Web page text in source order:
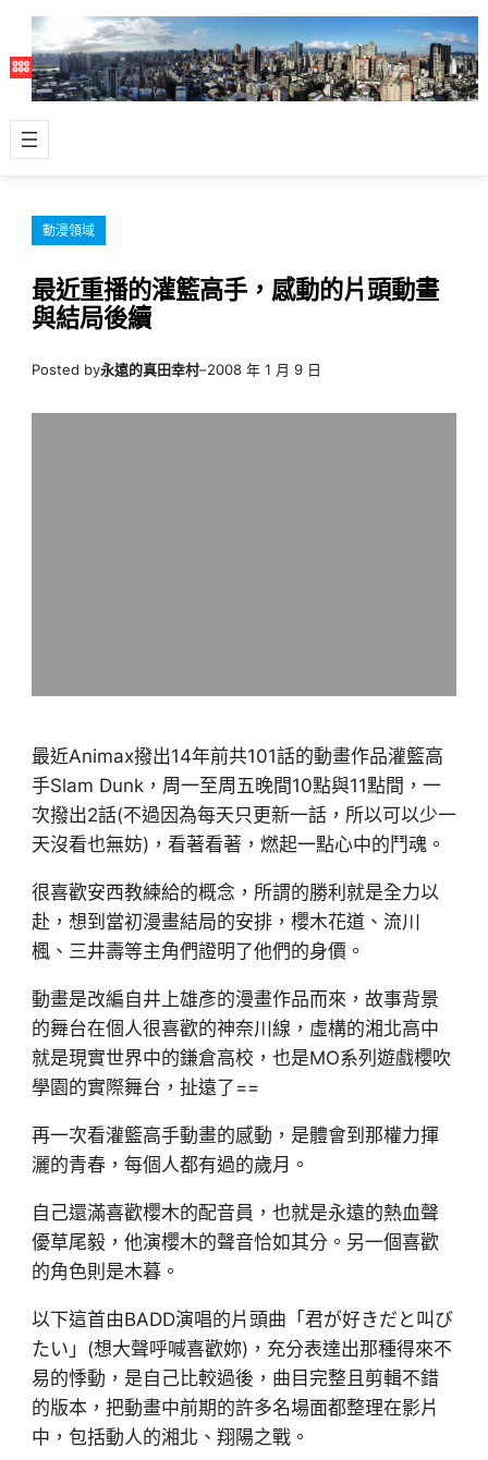
主
容
動漫領域
最近重播的灌籃高手，感動的片頭動畫
與結局後續
Posted by永遠的真田幸村–2008 年 1 月 9 日
最近Animax撥出14年前共101話的動畫作品灌籃高
手Slam Dunk，周一至周五晚間10點與11點間，一
次撥出2話(不過因為每天只更新一話，所以可以少一
天沒看也無妨)，看著看著，燃起一點心中的鬥魂。
很喜歡安西教練給的概念，所謂的勝利就是全力以
赴，想到當初漫畫結局的安排，櫻木花道、流川
楓、三井壽等主角們證明了他們的身價。
動畫是改編自井上雄彥的漫畫作品而來，故事背景
的舞台在個人很喜歡的神奈川線，虛構的湘北高中
就是現實世界中的鎌倉高校，也是MO系列遊戲櫻吹
學園的實際舞台，扯遠了==
再一次看灌籃高手動畫的感動，是體會到那權力揮
灑的青春，每個人都有過的歲月。
自己還滿喜歡櫻木的配音員，也就是永遠的熱血聲
優草尾毅，他演櫻木的聲音恰如其分。另一個喜歡
的角色則是木暮。
以下這首由BADD演唱的片頭曲「君が好きだと叫び
たい」(想大聲呼喊喜歡妳)，充分表達出那種得來不
易的悸動，是自己比較過後，曲目完整且剪輯不錯
的版本，把動畫中前期的許多名場面都整理在影片
中，包括動人的湘北、翔陽之戰。